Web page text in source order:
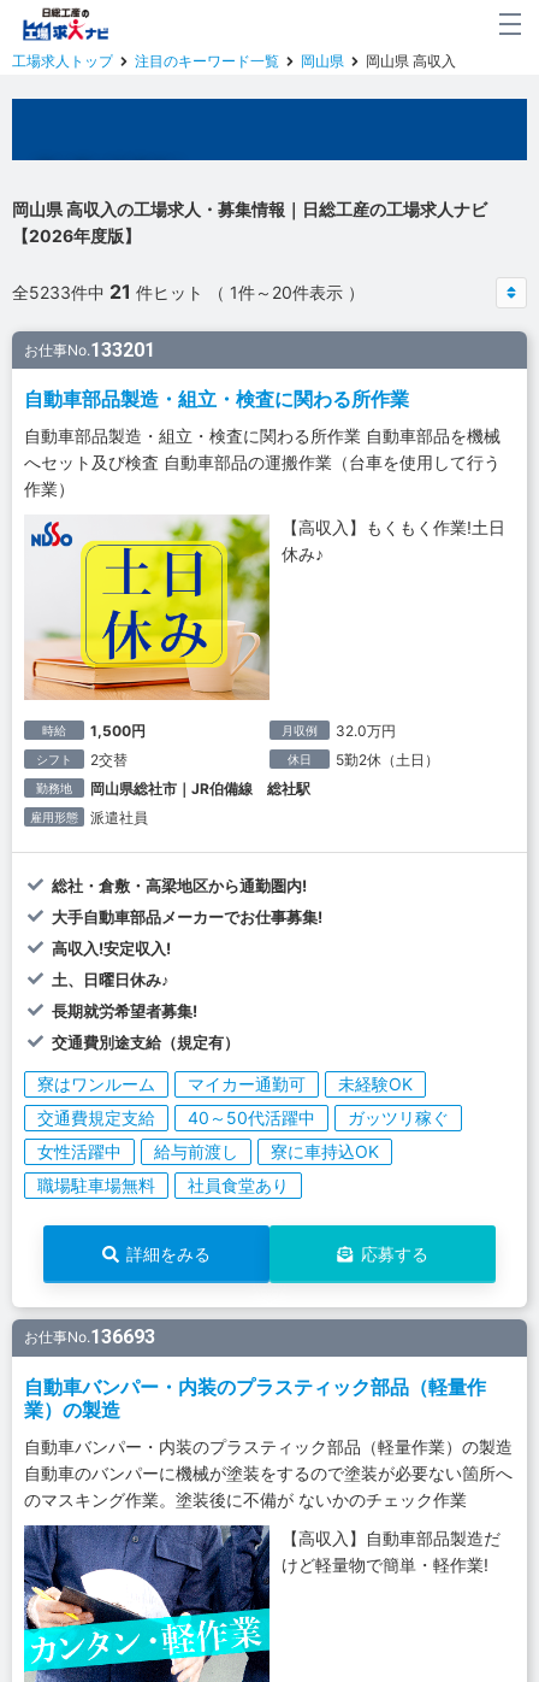
工場求人トップ 注目のキーワード一覧 岡山県 岡山県 高収入
岡山県 高収入の工場求人・募集情報｜日総工産の工場求人ナビ
【2026年度版】
全5233件中 21 件ヒット （ 1件～20件表示 ）
お仕事No.133201
自動車部品製造・組立・検査に関わる所作業
自動車部品製造・組立・検査に関わる所作業 自動車部品を機械
へセット及び検査 自動車部品の運搬作業（台車を使用して行う
作業）
【高収入】もくもく作業!土日
休み♪
時給 1,500円 月収例 32.0万円
シフト 2交替 休日 5勤2休（土日）
勤務地 岡山県総社市｜JR伯備線 総社駅
雇用形態 派遣社員
総社・倉敷・高梁地区から通勤圏内!
大手自動車部品メーカーでお仕事募集!
高収入!安定収入!
土、日曜日休み♪
長期就労希望者募集!
交通費別途支給（規定有）
寮はワンルーム マイカー通勤可
未経験OK
交通費規定支給
40～50代活躍中
ガッツリ稼ぐ
女性活躍中
給与前渡し
寮に車持込OK
職場駐車場無料
社員食堂あり
詳細をみる 応募する
お仕事No.136693
自動車バンパー・内装のプラスティック部品（軽量作
業）の製造
自動車バンパー・内装のプラスティック部品（軽量作業）の製造
自動車のバンパーに機械が塗装をするので塗装が必要ない箇所へ
のマスキング作業。塗装後に不備が ないかのチェック作業
【高収入】自動車部品製造だ
けど軽量物で簡単・軽作業!